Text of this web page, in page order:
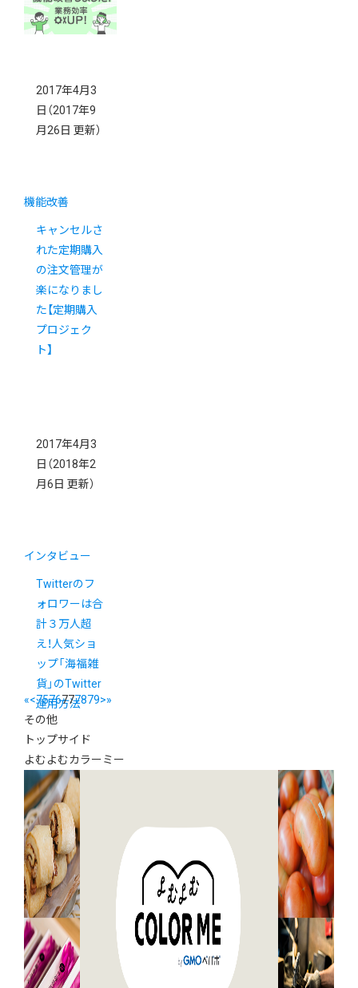
力
2017年4月3
日 （2017年9
月26日 更新）
機能改善
キャンセルさ
れた定期購入
の注文管理が
楽になりまし
た【定期購入
プロジェク
ト】
2017年4月3
日 （2018年2
月6日 更新）
インタビュー
Twitterのフ
ォロワーは合
計３万人超
え！人気ショ
ップ「海福雑
貨」のTwitter
運用方法
«<7576777879>»
その他
トップサイド
よむよむカラーミー